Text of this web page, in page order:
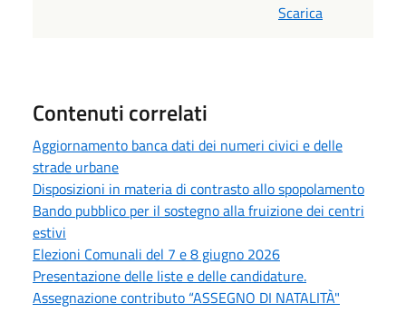
Scarica
Contenuti correlati
Aggiornamento banca dati dei numeri civici e delle
strade urbane
Disposizioni in materia di contrasto allo spopolamento
Bando pubblico per il sostegno alla fruizione dei centri
estivi
Elezioni Comunali del 7 e 8 giugno 2026
Presentazione delle liste e delle candidature.
Assegnazione contributo “ASSEGNO DI NATALITÀ"